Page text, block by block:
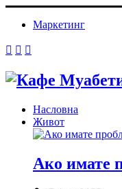
Маркетинг
Насловна
Живот
Ако имате